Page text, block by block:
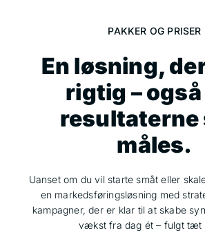
PAKKER OG PRISER
En løsning,
rigtig –
resultaterne
måles.
Uanset om du vil starte småt eller
en markedsføringsløsning med
kampagner, der er klar til at skabe
vækst fra dag ét – fulgt tæt